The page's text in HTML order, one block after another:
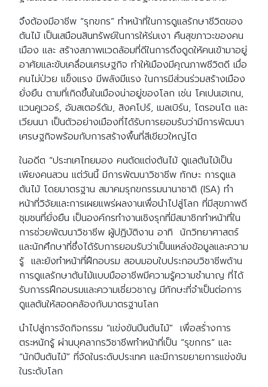
จึงต้องมีอาชีพ “รุกขกร” ทำหน้าที่ในการดูแลรักษาชีวิตของ
ต้นไม้ เป็นเสมือนสินทรัพย์ในการให้ร่มเงา คืนสุขภาวะของคน
เมือง และ สร้างสภาพแวดล้อมที่ดีในการดึงดูดให้คนเข้ามาอยู่
อาศัยและขับเคลื่อนเศรษฐกิจ ทำให้เมืองมีคุณภาพชีวิตดี เมื่อ
คนไม่ป่วย แข็งแรง มีพลังมีแรง ในการมีส่วนร่วมสร้างเมือง
ยั่งยืน ตามที่เกิดขึ้นในเมืองน่าอยู่ของโลก เช่น โคเปนเฮเกน,
แวนคูเวอร์, อัมสเตอร์ดัม, สิงคโปร์, เมลเบิร์น, โตรอนโต และ
เวียนนา เป็นตัวอย่างเมืองที่ได้รับการยอมรับว่ามีการพัฒนา
เศรษฐกิจพร้อมกับการสร้างพื้นที่สีเขียวใหญ่โต
ในอดีต “ประทเศไทยมอง คนตัดแต่งต้นไม้ ดูแลต้นไม้เป็น
เพียงคนสวน แต่วันนี้ มีการพัฒนาวิชาชีพ ทักษะ การดูแล
ต้นไม้ โดยมาตรฐาน สมาคมรุกขกรรมนานาชาติ (ISA) ทำ
หน้าที่วิจัยและการเผยแพร่ผลงานเพื่อนำไปสู่โลก ที่มีสุขภาพดี
ชุมชนที่ยั่งยืน เป็นองค์กรทำงานเชิงรุกที่มีสมาชิกทำหน้าที่ใน
การช่วยพัฒนาวิชาชีพ ผู้ปฏิบัติงาน อาทิ นักวิทยาศาสตร์
และนักศึกษาที่ซึ่งได้รับการยอมรับว่าเป็นแหล่งข้อมูลและความ
รู้ และยังทำหน้าที่ฝึกอบรม สอบมอบใบประกอบวิชาชีพด้าน
การดูแลรักษาต้นไม้แบบมืออาชีพมีความรู้ความชำนาญ ที่ได้
รับการรฝึกอบรมและความเชี่ยวชาญ มีทักษะที่จำเป็นต่อการ
ดูแลต้นให้สอดคล้องกับมาตรฐานโลก
นำไปสู่การจัดกิจกรรม “แข่งขันปีนต้นไม้” เพื่อสร้่างการ
ตระหนักรู้ ผ่านบุคลากรวิชาชีพทำหน้าที่เป็น “รุขกกร” และ
“นักปีนต้นไม้” ที่จัดในระดับประเทศ และมีการขยายการแข่งขัน
ในระดับโลก